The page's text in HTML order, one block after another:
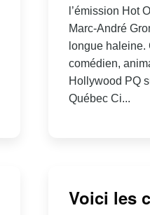
l’émission Hot
Marc-André
longue haleine.
comédien,
Hollywood PQ
Québec Ci...
Voici les